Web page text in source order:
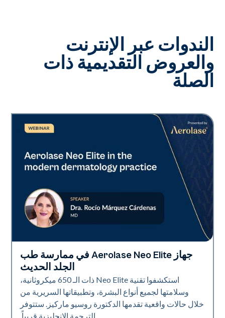
الندوات عبر الإنترنت
والعروض التقديمية ذات
الصلة
Neo Elite
جهاز Aerolase Neo Elite في ممارسة طب
الجلد الحديث
استكشفوا تقنية Neo Elite ذات الـ 650 ميكروثانية،
وسلامتها لجميع أنواع البشرة، وتطبيقاتها السريرية من
خلال حالات واقعية تقدمها الدكتورة روسيو ماركيز. ستتوفر
الترجمة الإنجليزية قريباً.